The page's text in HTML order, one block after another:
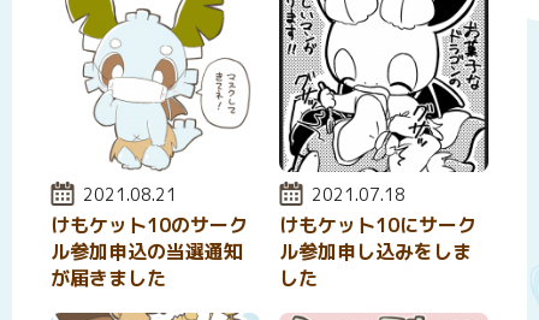
投稿日:
2021.08.21
けもケット10のサーク
ル参加申込の当選通知
が届きました
投稿日:
2021.07.18
けもケット10にサーク
ル参加申し込みをしま
した